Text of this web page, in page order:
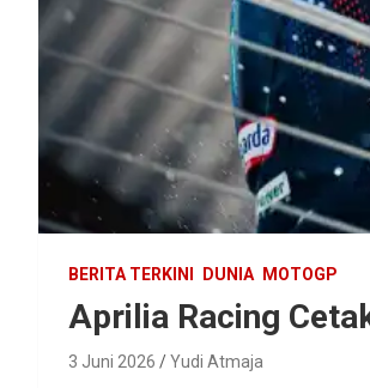
BERITA TERKINI DUNIA MOTOGP
Aprilia Racing
3 Juni 2026 Yudi Atmaja